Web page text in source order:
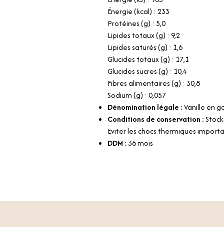
Énergie (kcal) : 233
Protéines (g) : 5,0
Lipides totaux (g) : 9,2
Lipides saturés (g) : 1,6
Glucides totaux (g) : 17,1
Glucides sucres (g) : 10,4
Fibres alimentaires (g) : 30,8
Sodium (g) : 0,057
Dénomination légale :Vanille en
Conditions de conservation :
Eviter les chocs thermiques
DDM :36 mois